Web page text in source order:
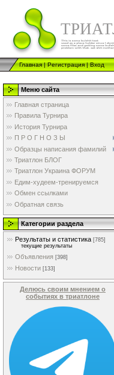
Главная|Регистрация|Вход
Меню сайта
Главная страница
Правила Турнира
История Турнира
П Р О Г Н О З Ы
Образцы написания фамилий
Триатлон БЛОГ
Триатлон Украина ФОРУМ
Едим-худеем-тренируемся
Обмен ссылками
Обратная связь
Категории раздела
Результаты и статистика [785]
текущие результаты
Объявления [398]
Новости [133]
Делюсь своим мнением о
событиях в триатлоне